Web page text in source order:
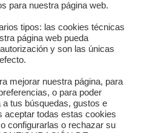
de contacto
para nuestra página web.
tipos: las cookies técnicas
página web pueda
y son las únicas
mejorar nuestra página, para
o para poder
tus búsquedas, gustos e
aceptar todas estas cookies
configurarlas o rechazar su